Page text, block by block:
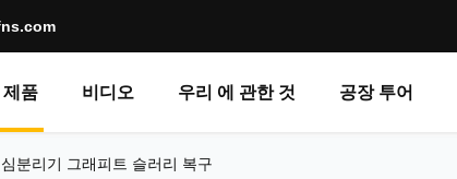
제품 비디오 우리 에 관한 것 공장 투어
분리기 그래피트 슬러리 복구